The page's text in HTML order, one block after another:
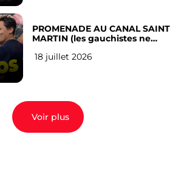
PROMENADE AU CANAL SAINT
MARTIN (les gauchistes ne
18 juillet 2026
Voir plus